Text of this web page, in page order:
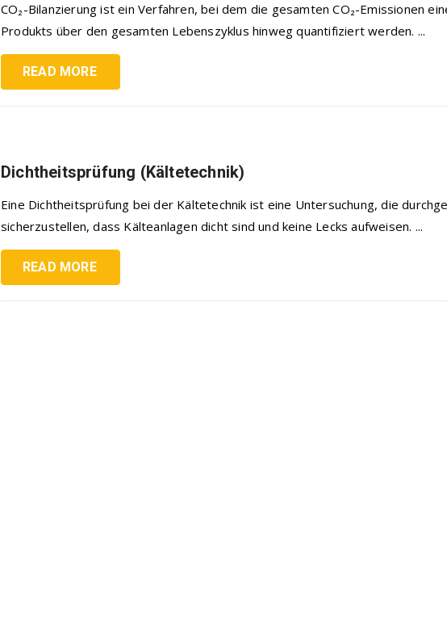
CO₂-Bilanzierung ist ein Verfahren, bei dem die gesamten CO₂-Emissionen
Produkts über den gesamten Lebenszyklus hinweg quantifiziert werden. ...
READ MORE
Dichtheitsprüfung (Kältetechnik)
Eine Dichtheitsprüfung bei der Kältetechnik ist eine Untersuchung, die
sicherzustellen, dass Kälteanlagen dicht sind und keine Lecks aufweisen. ...
READ MORE